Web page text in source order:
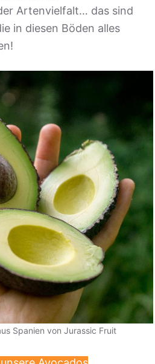
Artenvielfalt… das sind
in diesen Böden alles
Spanien von Jurassic Fruit